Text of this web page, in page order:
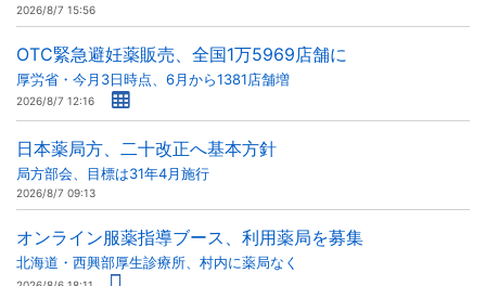
2026/8/7 15:56
OTC緊急避妊薬販売、全国1万5969店舗に
厚労省・今月3日時点、6月から1381店舗増
2026/8/7 12:16
日本薬局方、二十改正へ基本方針
局方部会、目標は31年4月施行
2026/8/7 09:13
オンライン服薬指導ブース、利用薬局を募集
北海道・西興部厚生診療所、村内に薬局なく